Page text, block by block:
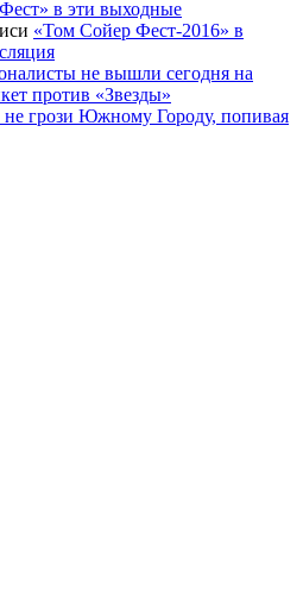
в эти выходные
«Том Сойер Фест-2016» в
не вышли сегодня на
против «Звезды»
грози Южному Городу, попивая